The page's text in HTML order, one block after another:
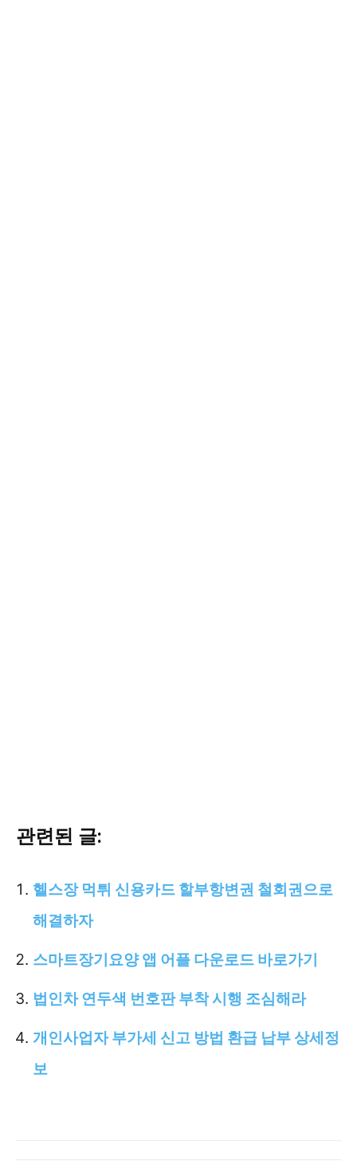
관련된 글:
헬스장 먹튀 신용카드 할부항변권 철회권으로
해결하자
스마트장기요양 앱 어플 다운로드 바로가기
법인차 연두색 번호판 부착 시행 조심해라
개인사업자 부가세 신고 방법 환급 납부 상세정
보